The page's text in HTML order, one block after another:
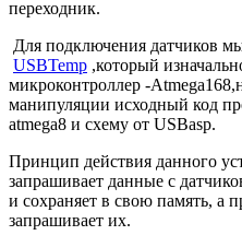
переходник.
Для подключения датчиков
USBTemp ,который
микроконтроллер -
манипуляции исходный код
atmega8 и схему от USBasp.
Принцип действия данного
запрашивает данные с
и сохраняет в свою память, а
запрашивает их.